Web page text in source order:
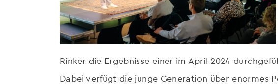
Rinker die Ergebnisse einer im April 2024
Dabei verfügt die junge Generation über enormes